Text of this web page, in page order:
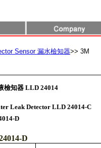
Sensor 漏水檢知器>> 3M
檢知器 LLD 24014
Leak Detector LLD 24014-C
D
D